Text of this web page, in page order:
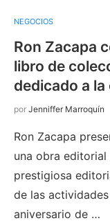
NEGOCIOS
Ron Zacapa
libro de
dedicado a
por Jenniffer Marroquín
Ron Zacapa
una obra
prestigiosa
de las
aniversario de …